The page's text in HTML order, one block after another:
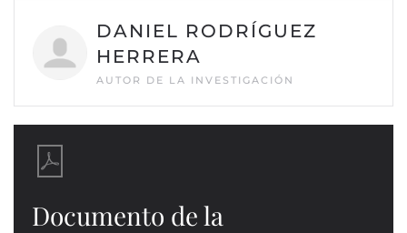
DANIEL RODRÍGUEZ
HERRERA
AUTOR DE LA INVESTIGACIÓN
Documento de la